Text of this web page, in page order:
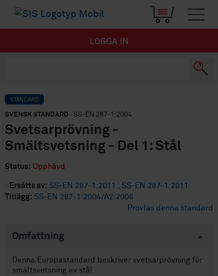
LOGGA IN
STANDARD
SVENSK STANDARD · SS-EN 287-1:2004
Svetsarprövning -
Smältsvetsning - Del 1: Stål
Status: Upphävd
· Ersätts av: SS-EN 287-1:2011 , SS-EN 287-1:2011
Tillägg: SS-EN 287-1:2004/A2:2006
Provläs denna standard
Omfattning
Denna Europastandard beskriver svetsarprövning för
smältsvetsning av stål.